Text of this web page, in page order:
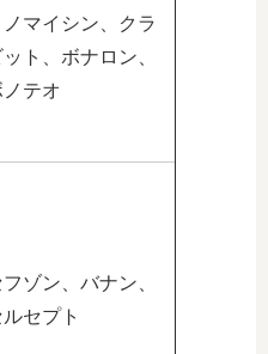
ノマイシン、クラ
ット、ボナロン、
ノテオ
フゾン、バナン、
ルセプト